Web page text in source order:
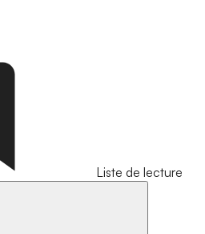
Liste de lecture